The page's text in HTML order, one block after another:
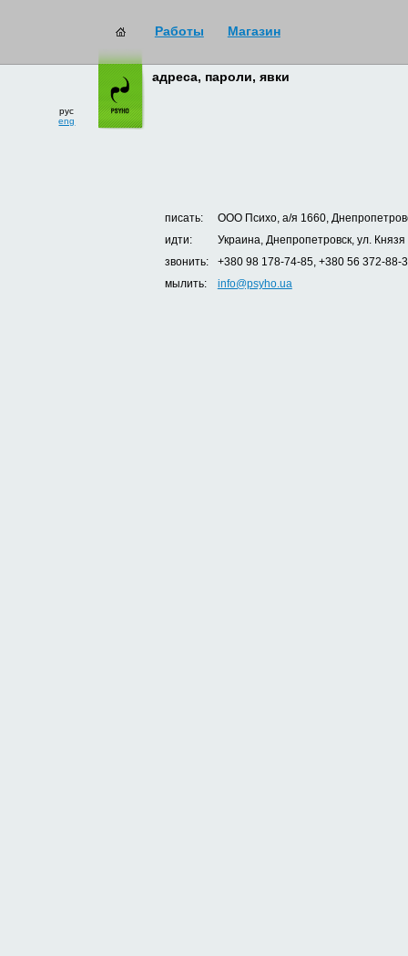
Работы Магазин
рус
eng
адреса, пароли, явки
писать:
ООО Психо, а/я 1660,
идти:
Украина, Днепропетровск, ул.
звонить:
+380 98 178-74-85, +380 56 372-88-
мылить:
info@psyho.ua